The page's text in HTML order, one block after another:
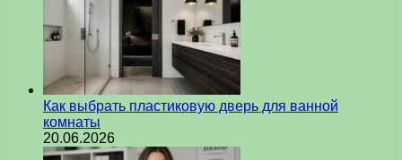
Как выбрать пластиковую дверь для ванной
комнаты
20.06.2026